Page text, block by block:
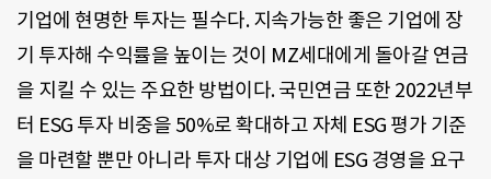
기업에 현명한 투자는 필수다. 지속가능한 좋은 기업에 장
기 투자해 수익률을 높이는 것이 MZ세대에게 돌아갈 연금
을 지킬 수 있는 주요한 방법이다. 국민연금 또한 2022년부
터 ESG 투자 비중을 50%로 확대하고 자체 ESG 평가 기준
을 마련할 뿐만 아니라 투자 대상 기업에 ESG 경영을 요구